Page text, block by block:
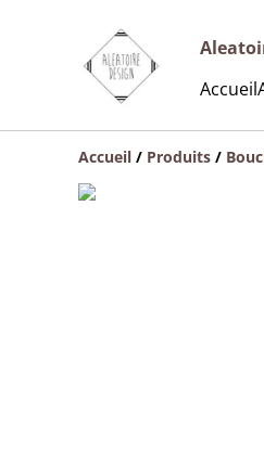
Accueil
Accueil / Produits /